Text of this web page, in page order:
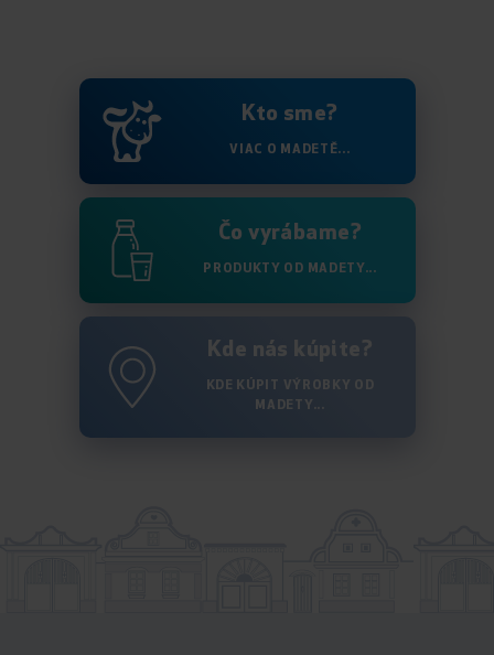
Kto sme?
VIAC O MADETĚ...
Čo vyrábame?
PRODUKTY OD MADETY...
Kde nás kúpite?
KDE KÚPIT VÝROBKY OD
MADETY...